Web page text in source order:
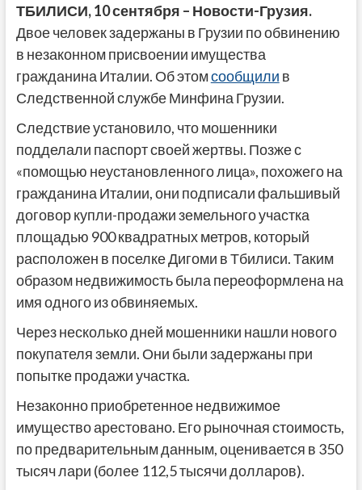
ТБИЛИСИ, 10 сентября – Новости-Грузия.
Двое человек задержаны в Грузии по обвинению
в незаконном присвоении имущества
гражданина Италии. Об этомсообщили в
Следственной службе Минфина Грузии.
Следствие установило, что мошенники
подделали паспорт своей жертвы. Позже с
«помощью неустановленного лица», похожего на
гражданина Италии, они подписали фальшивый
договор купли-продажи земельного участка
площадью 900 квадратных метров, который
расположен в поселке Дигоми в Тбилиси. Таким
образом недвижимость была переоформлена на
имя одного из обвиняемых.
Через несколько дней мошенники нашли нового
покупателя земли. Они были задержаны при
попытке продажи участка.
Незаконно приобретенное недвижимое
имущество арестовано. Его рыночная стоимость,
по предварительным данным, оценивается в 350
тысяч лари (более 112,5 тысячи долларов).